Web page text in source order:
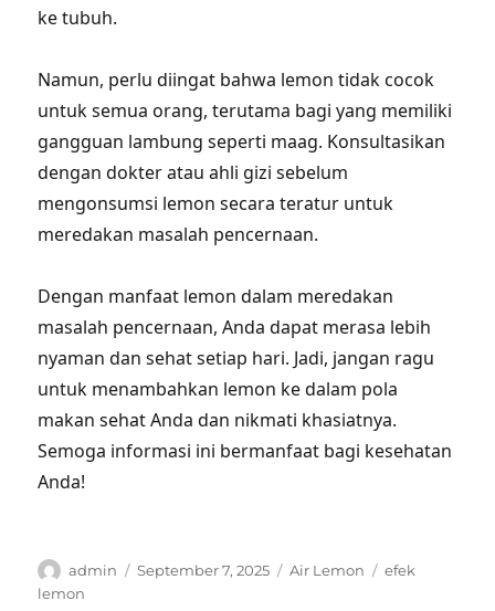
ke tubuh.
Namun, perlu diingat bahwa lemon tidak cocok
untuk semua orang, terutama bagi yang memiliki
gangguan lambung seperti maag. Konsultasikan
dengan dokter atau ahli gizi sebelum
mengonsumsi lemon secara teratur untuk
meredakan masalah pencernaan.
Dengan manfaat lemon dalam meredakan
masalah pencernaan, Anda dapat merasa lebih
nyaman dan sehat setiap hari. Jadi, jangan ragu
untuk menambahkan lemon ke dalam pola
makan sehat Anda dan nikmati khasiatnya.
Semoga informasi ini bermanfaat bagi kesehatan
Anda!
Author
admin
Posted
September 7, 2025 Categories
Air Lemon Tags
efek
lemon